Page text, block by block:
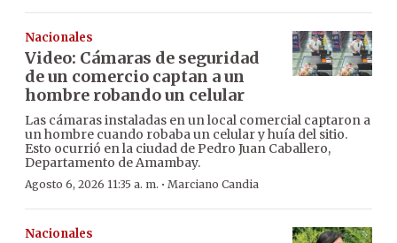
Nacionales
Video: Cámaras de seguridad
de un comercio captan a un
hombre robando un celular
Las cámaras instaladas en un local comercial captaron a
un hombre cuando robaba un celular y huía del sitio.
Esto ocurrió en la ciudad de Pedro Juan Caballero,
Departamento de Amambay.
Agosto 6, 2026 11:35 a. m. · Marciano Candia
Nacionales